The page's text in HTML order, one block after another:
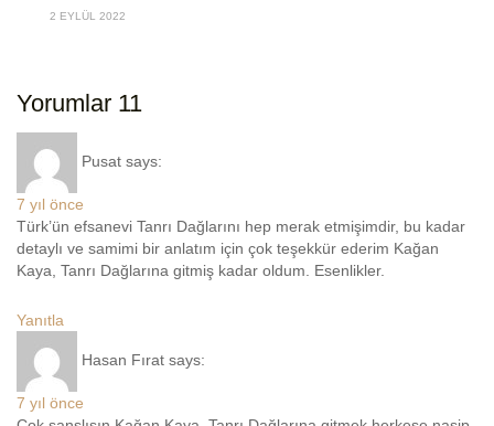
2 EYLÜL 2022
Yorumlar 11
Pusat says:
7 yıl önce
Türk’ün efsanevi Tanrı Dağlarını hep merak etmişimdir, bu kadar
detaylı ve samimi bir anlatım için çok teşekkür ederim Kağan
Kaya, Tanrı Dağlarına gitmiş kadar oldum. Esenlikler.
Yanıtla
Hasan Fırat says:
7 yıl önce